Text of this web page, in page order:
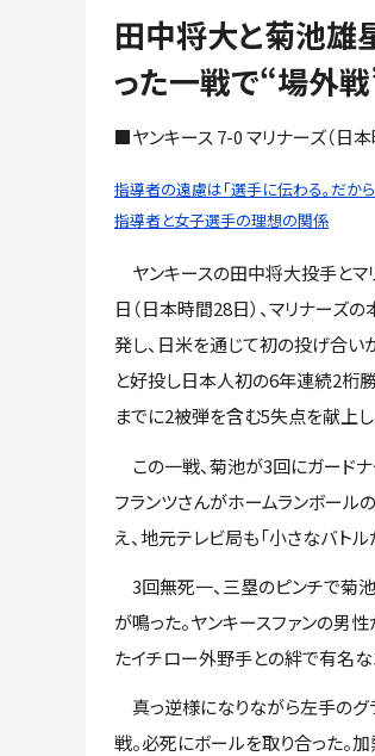
田中将大と菊池雄
った一戦で“場外
■ヤンキース 7-0 マリナーズ（日本
指導者の遠慮は「選手に伝わる。だ
指導者と女子選手の理想の関係
ヤンキースの田中将大投手と
日（日本時間28日）、マリナーズ
発し、日米を通じて初の投げ合
と好投し日本人初の6年連続2桁
までに2被弾を含む5失点を献上し
この一戦、菊池が3回にガードナ
フランツさんがホームランボール
え、地元テレビ局も「小さなバトル
3回無死一、三塁のピンチで菊
が鳴った。ヤンキースファンの男
たイチロー外野手との絆で有名な
真っ逆様になりながら左手のグ
戦。必死にボールを取り合った。